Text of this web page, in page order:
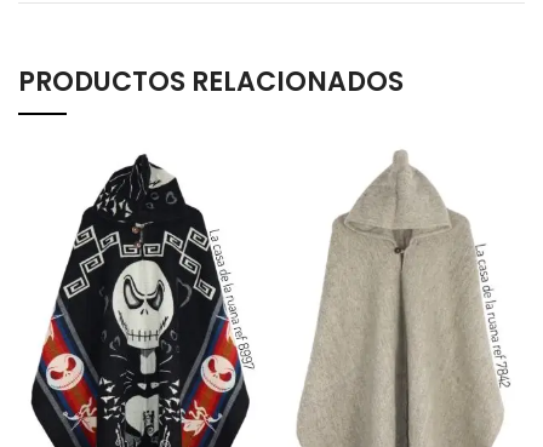
PRODUCTOS RELACIONADOS